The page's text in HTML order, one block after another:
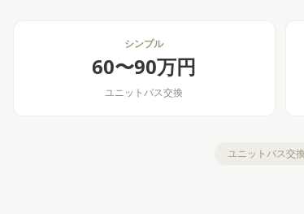
シンプル
60〜90万円
ユニットバス交換
ユニットバス交換